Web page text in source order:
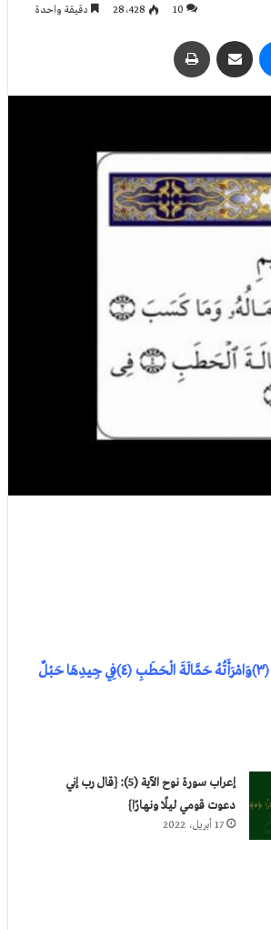
10 28٬428 دقيقة واحدة
ماسنجر مشاركة عبر البريد
تَبَّتْ يَدَا أَبِي لَهَبٍ وَتَبَّ ﴿١﴾مَا أَغْنَى عَنْهُ مَالُهُ وَمَا كَسَبَ ﴿٢﴾سَيَصْلَى نَارًا ذَاتَ لَهَبٍ ﴿٣﴾وَامْرَأَتُهُ حَمَّالَةَ الْحَطَبِ ﴿٤﴾فِي جِيدِهَا حَبْلٌ
إعراب سورة نوح الآية (5): {قال رب إني
دعوت قومي ليلًا ونهارًا}
17 أبريل، 2022